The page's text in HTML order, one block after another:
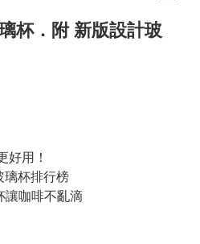
杯．附 新版設計玻
好用！
杯排行榜
讓咖啡不亂滴